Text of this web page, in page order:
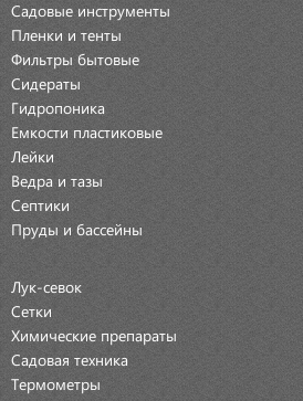
Садовые инструменты
Пленки и тенты
Фильтры бытовые
Сидераты
Гидропоника
Емкости пластиковые
Лейки
Ведра и тазы
Септики
Пруды и бассейны
Лук-севок
Сетки
Химические препараты
Садовая техника
Термометры